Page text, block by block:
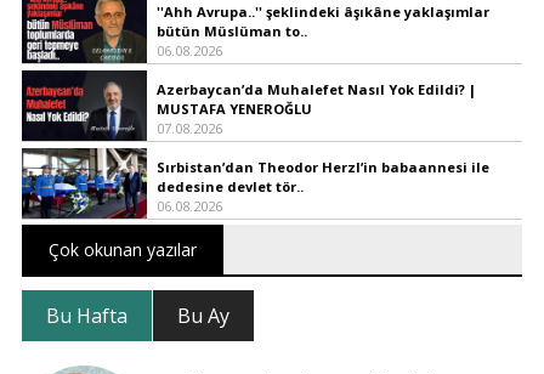
''Ahh Avrupa..'' şeklindeki âşıkâne yaklaşımlar
bütün Müslüman to..
06.08.2026
Azerbaycan’da Muhalefet Nasıl Yok Edildi? |
MUSTAFA YENEROĞLU
07.08.2026
Sırbistan’dan Theodor Herzl’in babaannesi ile
dedesine devlet tör..
06.08.2026
Çok okunan yazılar
Bu Hafta Bu Ay